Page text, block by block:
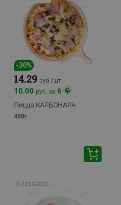
-30%
14.29 руб./шт
10.00 руб. за 6
Пицца КАРБОНАРА
490г
🕘 12:00-20:00